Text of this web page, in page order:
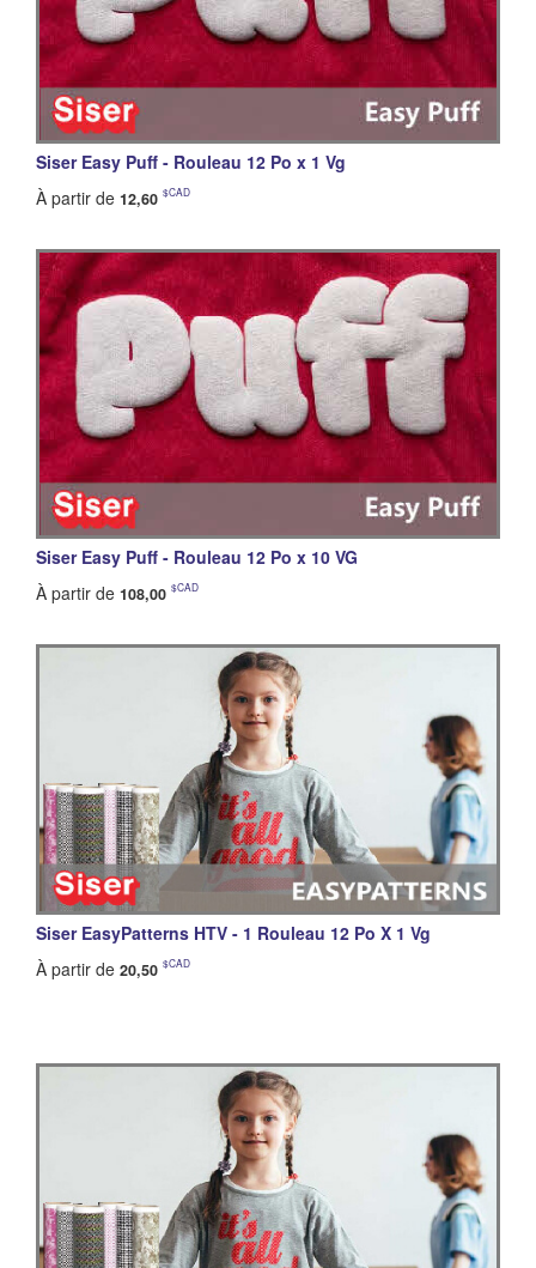
Siser Easy Puff - Rouleau 12 Po x 1 Vg
À partir de 12,60 $CAD
Siser Easy Puff - Rouleau 12 Po x 10 VG
À partir de 108,00 $CAD
Siser EasyPatterns HTV - 1 Rouleau 12 Po X 1 Vg
À partir de 20,50 $CAD